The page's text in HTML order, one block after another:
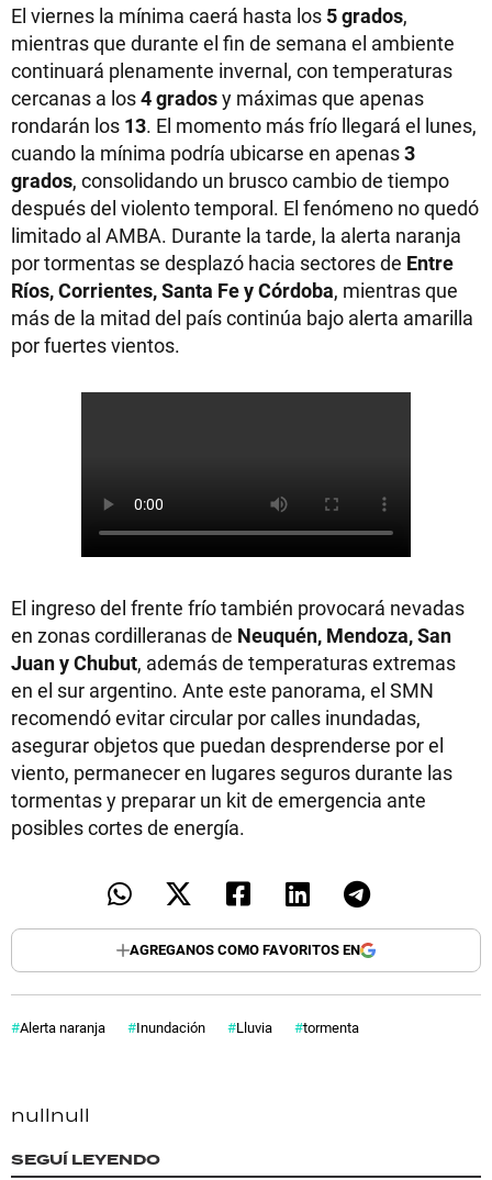
El viernes la mínima caerá hasta los 5 grados,
mientras que durante el fin de semana el ambiente
continuará plenamente invernal, con temperaturas
cercanas a los4 gradosy máximas que apenas
rondarán los 13. El momento más frío llegará el lunes,
cuando la mínima podría ubicarse en apenas3
grados, consolidando un brusco cambio de tiempo
después del violento temporal. El fenómeno no quedó
limitado al AMBA. Durante la tarde, la alerta naranja
por tormentas se desplazó hacia sectores de Entre
Ríos, Corrientes, Santa Fe y Córdoba, mientras que
más de la mitad del país continúa bajo alerta amarilla
por fuertes vientos.
El ingreso del frente frío también provocará nevadas
en zonas cordilleranas de Neuquén, Mendoza, San
Juan y Chubut, además de temperaturas extremas
en el sur argentino. Ante este panorama, el SMN
recomendó evitar circular por calles inundadas,
asegurar objetos que puedan desprenderse por el
viento, permanecer en lugares seguros durante las
tormentas y preparar un kit de emergencia ante
posibles cortes de energía.
AGREGANOS COMO FAVORITOS EN
Alerta naranja Inundación Lluvia tormenta
nullnull
SEGUÍ LEYENDO